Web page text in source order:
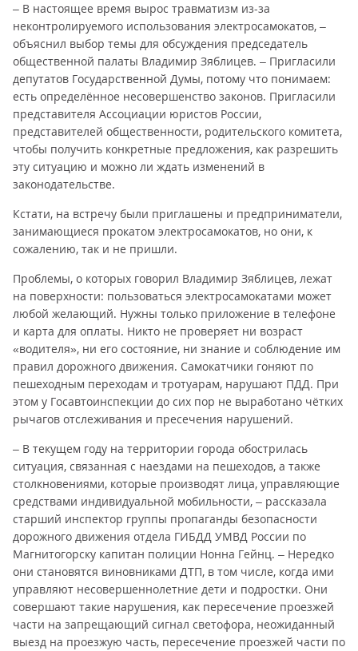
– В настоящее время вырос травматизм из-за
неконтролируемого использования электросамокатов, –
объяснил выбор темы для обсуждения председатель
общественной палаты Владимир Зяблицев. – Пригласили
депутатов Государственной Думы, потому что понимаем:
есть определённое несовершенство законов. Пригласили
представителя Ассоциации юристов России,
представителей общественности, родительского комитета,
чтобы получить конкретные предложения, как разрешить
эту ситуацию и можно ли ждать изменений в
законодательстве.
Кстати, на встречу были приглашены и предприниматели,
занимающиеся прокатом электросамокатов, но они, к
сожалению, так и не пришли.
Проблемы, о которых говорил Владимир Зяблицев, лежат
на поверхности: пользоваться электросамокатами может
любой желающий. Нужны только приложение в телефоне
и карта для оплаты. Никто не проверяет ни возраст
«водителя», ни его состояние, ни знание и соблюдение им
правил дорожного движения. Самокатчики гоняют по
пешеходным переходам и тротуарам, нарушают ПДД. При
этом у Госавтоинспекции до сих пор не выработано чётких
рычагов отслеживания и пресечения нарушений.
– В текущем году на территории города обострилась
ситуация, связанная с наездами на пешеходов, а также
столкновениями, которые производят лица, управляющие
средствами индивидуальной мобильности, – рассказала
старший инспектор группы пропаганды безопасности
дорожного движения отдела ГИБДД УМВД России по
Магнитогорску капитан полиции Нонна Гейнц. – Нередко
они становятся виновниками ДТП, в том числе, когда ими
управляют несовершеннолетние дети и подростки. Они
совершают такие нарушения, как пересечение проезжей
части на запрещающий сигнал светофора, неожиданный
выезд на проезжую часть, пересечение проезжей части по